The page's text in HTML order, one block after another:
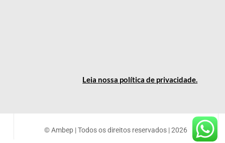
Leia nossa política de privacidade.
© Ambep | Todos os direitos reservados | 2026